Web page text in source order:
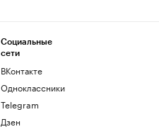
Социальные
сети
ВКонтакте
Одноклассники
Telegram
Дзен